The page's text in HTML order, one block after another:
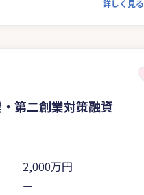
詳しく見る
第二創業対策融資
2,000万円
ー